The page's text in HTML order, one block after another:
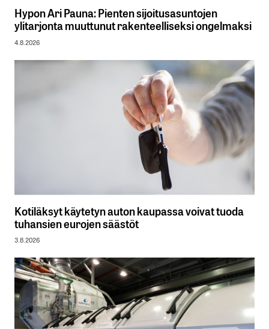
Hypon Ari Pauna: Pienten sijoitusasuntojen
ylitarjonta muuttunut rakenteelliseksi ongelmaksi
4.8.2026
Kotiläksyt käytetyn auton kaupassa voivat tuoda
tuhansien eurojen säästöt
3.8.2026